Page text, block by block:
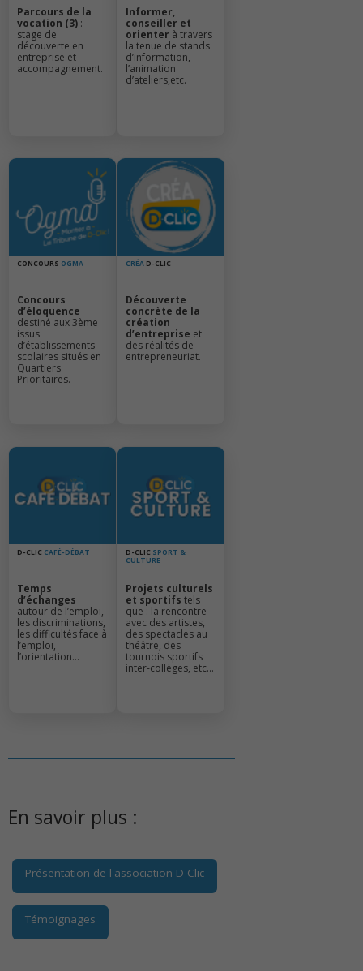
Parcours de la
vocation (3) :
stage de
découverte en
entreprise et
accompagnement.
Informer,
conseiller et
orienter à travers
la tenue de stands
d’information,
l’animation
d’ateliers,etc.
CONCOURS OGMA
Concours
d’éloquence
destiné aux 3ème
issus
d’établissements
scolaires situés en
Quartiers
Prioritaires.
CRÉA D-CLIC
Découverte
concrète de la
création
d’entreprise et
des réalités de
entrepreneuriat.
D-CLIC CAFÉ-DÉBAT
Temps
d’échanges
autour de l’emploi,
les discriminations,
les difficultés face à
l’emploi,
l’orientation…
D-CLIC SPORT &
CULTURE
Projets culturels
et sportifs tels
que : la rencontre
avec des artistes,
des spectacles au
théâtre, des
tournois sportifs
inter-collèges, etc…
En savoir plus :
Présentation de l'association D-Clic
Témoignages